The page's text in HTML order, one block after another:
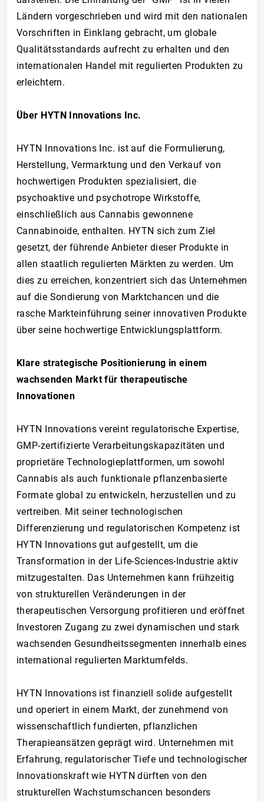
Ländern vorgeschrieben und wird mit den nationalen
Vorschriften in Einklang gebracht, um globale
Qualitätsstandards aufrecht zu erhalten und den
internationalen Handel mit regulierten Produkten zu
erleichtern.
Über HYTN Innovations Inc.
HYTN Innovations Inc. ist auf die Formulierung,
Herstellung, Vermarktung und den Verkauf von
hochwertigen Produkten spezialisiert, die
psychoaktive und psychotrope Wirkstoffe,
einschließlich aus Cannabis gewonnene
Cannabinoide, enthalten. HYTN sich zum Ziel
gesetzt, der führende Anbieter dieser Produkte in
allen staatlich regulierten Märkten zu werden. Um
dies zu erreichen, konzentriert sich das Unternehmen
auf die Sondierung von Marktchancen und die
rasche Markteinführung seiner innovativen Produkte
über seine hochwertige Entwicklungsplattform.
Klare strategische Positionierung in einem
wachsenden Markt für therapeutische
Innovationen
HYTN Innovations vereint regulatorische Expertise,
GMP-zertifizierte Verarbeitungskapazitäten und
proprietäre Technologieplattformen, um sowohl
Cannabis als auch funktionale pflanzenbasierte
Formate global zu entwickeln, herzustellen und zu
vertreiben. Mit seiner technologischen
Differenzierung und regulatorischen Kompetenz ist
HYTN Innovations gut aufgestellt, um die
Transformation in der Life-Sciences-Industrie aktiv
mitzugestalten. Das Unternehmen kann frühzeitig
von strukturellen Veränderungen in der
therapeutischen Versorgung profitieren und eröffnet
Investoren Zugang zu zwei dynamischen und stark
wachsenden Gesundheitssegmenten innerhalb eines
international regulierten Marktumfelds.
HYTN Innovations ist finanziell solide aufgestellt
und operiert in einem Markt, der zunehmend von
wissenschaftlich fundierten, pflanzlichen
Therapieansätzen geprägt wird. Unternehmen mit
Erfahrung, regulatorischer Tiefe und technologischer
Innovationskraft wie HYTN dürften von den
strukturellen Wachstumschancen besonders